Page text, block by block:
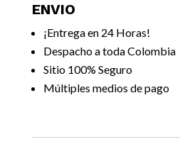
ENVIO
¡Entrega en 24 Horas!
Despacho a toda Colombia
Sitio 100% Seguro
Múltiples medios de pago